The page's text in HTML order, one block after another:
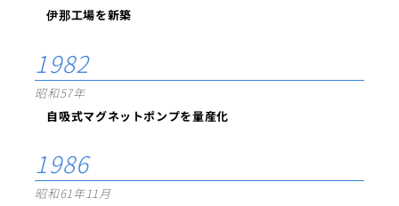
伊那工場を新築
1982
昭和57年
自吸式マグネットポンプを量産化
1986
昭和61年11月